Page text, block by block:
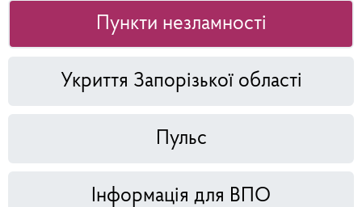
Пункти незламності
Укриття Запорізької області
Пульс
Інформація для ВПО